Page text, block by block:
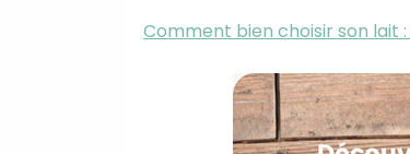
Comment bien choisir son lait